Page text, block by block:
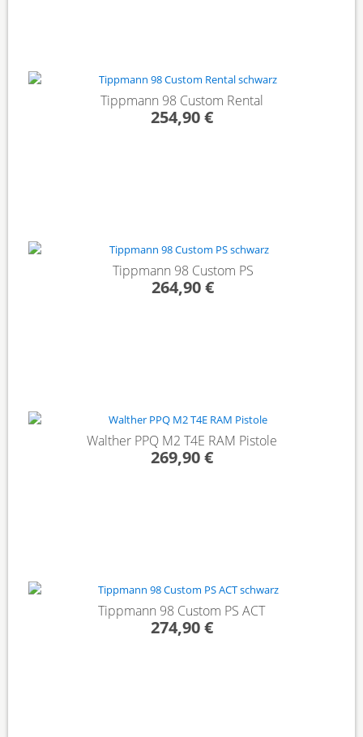
Tippmann 98 Custom Rental
254,90 €
Tippmann 98 Custom PS
264,90 €
Walther PPQ M2 T4E RAM Pistole
269,90 €
Tippmann 98 Custom PS ACT
274,90 €